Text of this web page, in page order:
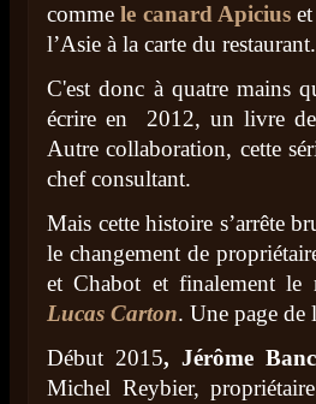
commele canard Apicius
l’Asie à la carte du restaurant.
C'est donc à quatre mains
écrire en 2012, un livre de
Autre collaboration, cette
chef consultant.
Mais cette histoire s’arrête
le changement de
et Chabot et finalement le
Lucas Carton. Une page
Début 2015, Jérôme
Michel Reybier,